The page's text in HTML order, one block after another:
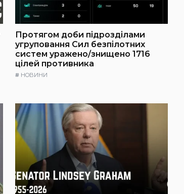
Протягом доби підрозділами
угруповання Сил безпілотних
систем уражено/знищено 1716
цілей противника
# НОВИНИ